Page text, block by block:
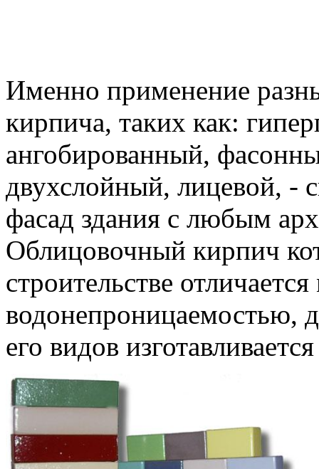
Именно применение
кирпича, таких как:
ангобированный,
двухслойный, лицевой, -
фасад здания с любым
Облицовочный кирпич
строительстве
водонепроницаемостью,
его видов